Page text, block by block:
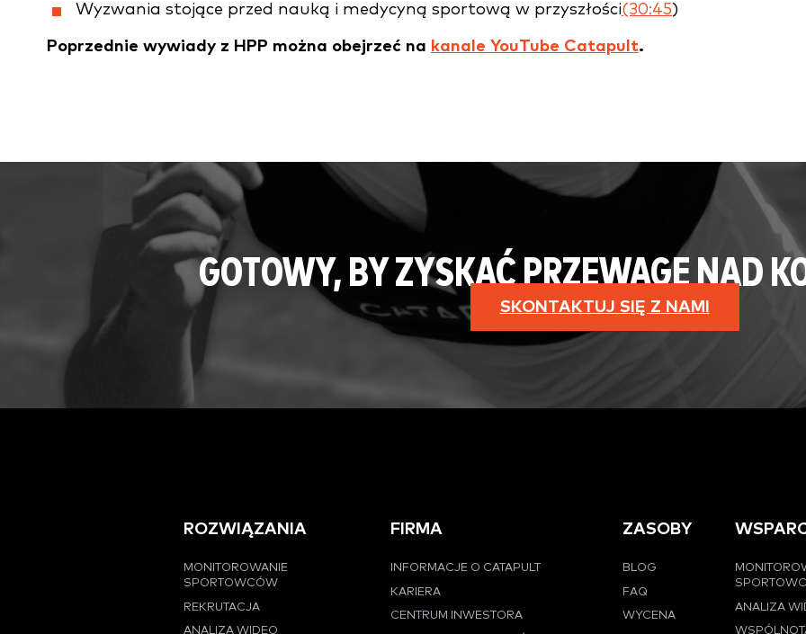
Wyzwania stojące przed nauką i medycyną sportową w przyszłości(30:45)
Poprzednie wywiady z HPP można obejrzeć na kanale YouTube Catapult.
GOTOWY, BY ZYSKAĆ PRZEWAGĘ NAD
SKONTAKTUJ SIĘ Z NAMI
ROZWIĄZANIA
MONITOROWANIE
SPORTOWCÓW
REKRUTACJA
ANALIZA WIDEO
FIRMA
INFORMACJE O CATAPULT
KARIERA
CENTRUM INWESTORA
ZASOBY
BLOG
FAQ
WYCENA
ANALIZA